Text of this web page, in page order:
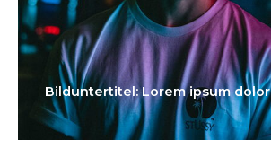
Bilduntertitel: Lorem ipsum dolor